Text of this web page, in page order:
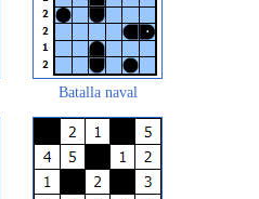
Batalla naval